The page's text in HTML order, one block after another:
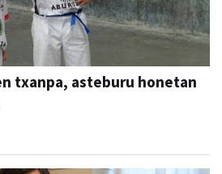
txanpa, asteburu honetan